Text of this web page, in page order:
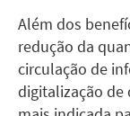
Além dos
redução da
circulação de
digitalização de